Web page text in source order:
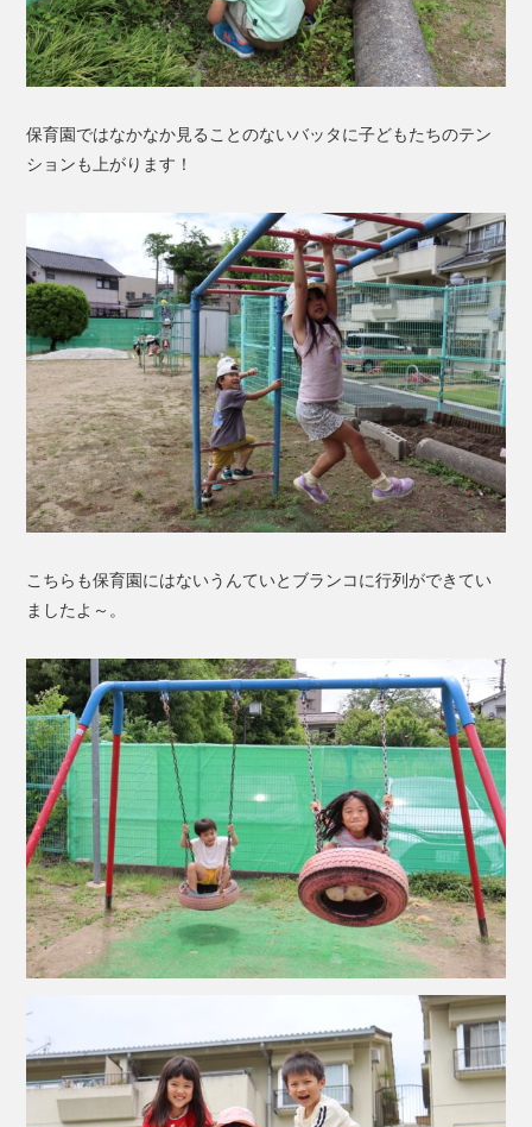
保育園ではなかなか見ることのないバッタに子どもたちのテン
ションも上がります！
こちらも保育園にはないうんていとブランコに行列ができてい
ましたよ～。